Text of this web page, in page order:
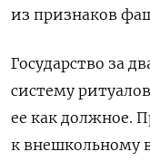
из признаков
Государство за
систему
ее как должное.
к